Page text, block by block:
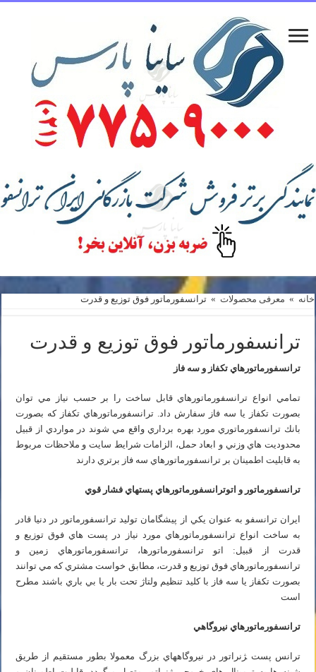
خانه » معرفی محصولات » ترانسفورماتور فوق توزیع و قدرت
ترانسفورماتور فوق توزیع و قدرت
ترانسفورماتورهاي تكفاز و سه فاز
تمامي انواع ترانسفورماتورهاي قابل ساخت را بر حسب نياز مي توان
بصورت تكفاز يا سه فاز سفارش داد. ترانسفورماتورهاي تكفاز كه بصورت
بانك ترانسفورماتوري مورد بهره برداري واقع مي شوند در مواردي از قبيل
محدوديت هاي وزني و ابعاد حمل، الزامات شرايط سايت و ملاحظات مربوط
به قابليت اطمينان بر ترانسفورماتورهاي سه فاز برتري دارند
ترانسفورماتور و اتوترانسفورماتورهاي پستهاي فشار قوي
ايران ترانسفو به عنوان يكي از پيشگامان توليد ترانسفورماتور در دنيا قادر
به ساخت انواع ترانسفورماتورهاي مورد نياز در پست هاي فوق توزيع و
قدرت از قبيل: اتو ترانسفورماتورها، ترانسفورماتورهاي زمين و
ترانسفورماتورهاي فوق توزيع و قدرت، مطابق خواست مشتري كه مي توانند
بصورت تكفاز يا سه فاز با كليد تنظيم ولتاژ تحت بار يا بي باري باشند مطرح
است
ترانسفورماتورهاي نيروگاهي
ترانس پست ‍‍ژنراتور در نيروگاههاي بزرگ معمولا بطور مستقيم از طريق